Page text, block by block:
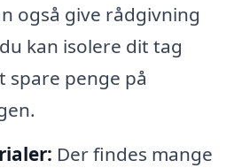
også give rådgivning
kan isolere dit tag
spare penge på
Der findes mange